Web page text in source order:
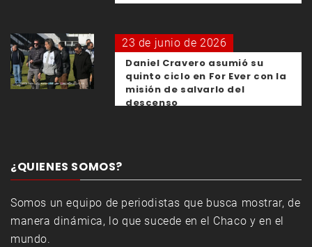
23 de junio de 2026
Daniel Cravero asumió su
quinto ciclo en For Ever con la
misión de salvarlo del
descenso
¿QUIENES SOMOS?
Somos un equipo de periodistas que busca mostrar, de
manera dinámica, lo que sucede en el Chaco y en el
mundo.